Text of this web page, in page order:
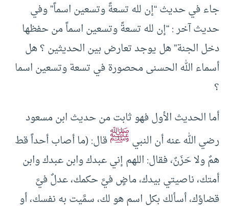
جاء في حديث “إن لله تسعةً وتسعين اسماً” وفي
حديث آخر : “إن لله تسعةً وتسعين اسماً من حفظها
دخل الجنة” هل يوجد تعارض بين الحديثين ؟ هل
أسماء الله الحسنى محصورة في تسعة وتسعين اسما
؟
أما الحديث الأول فهو ثابت من حديث ابن مسعود
رضي الله عنه أن النبيﷺقال: (ما أصاب أحداً قط
همٌ ولا حَزَنٌ، فقال: اللهم إني عبدك وابن عبدك وابن
أمتك، ناصيتي بيدك، ماضٍ فيَّ حكمك، عدلٌ فيَّ
قضاؤك، أسألك بكل اسم هو لك، سمَّيت به نفسك، أو